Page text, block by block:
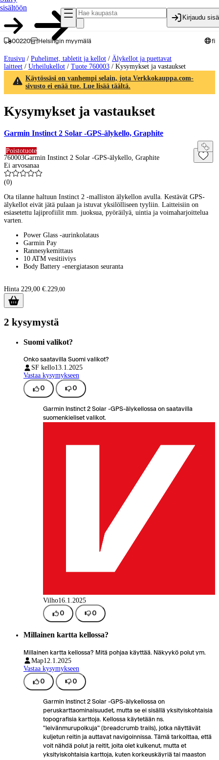
sisältöön
Kirjaudu
00220 Helsingin myymälä fi
Etusivu / Puhelimet, tabletit ja kellot / Älykellot ja puettavat
laitteet / Urheilukellot / Tuote 760003 / Kysymykset ja vastaukset
Käytössäsi on vanhempi selain, jota Verkkokauppa.com-
sivusto ei enää tue. Lue lisää täältä.
Kysymykset ja vastaukset
Garmin Instinct 2 Solar -GPS-älykello, Graphite
Poistotuote
760003Garmin Instinct 2 Solar -GPS-älykello, Graphite
Ei arvosanaa
(0)
Ota tilanne haltuun Instinct 2 -malliston älykellon avulla. Kestävät GPS-
älykellot eivät jätä pulaan ja istuvat yksilölliseen tyyliin. Laitteisiin on
esiasetettu lajiprofiilit mm. juoksua, pyöräilyä, uintia ja voimaharjoittelua
varten.
Power Glass -aurinkolataus
Garmin Pay
Rannesykemittaus
10 ATM vesitiiviys
Body Battery -energiatason seuranta
Hinta 229,00 €. 229,00
2 kysymystä
Suomi valikot?
Onko saatavilla Suomi valikot?
SF kello13.1.2025
Vastaa kysymykseen
0 0
Garmin Instinct 2 Solar -GPS-älykellossa on saatavilla
suomenkieliset valikot.
Vilho16.1.2025
0 0
Millainen kartta kellossa?
Millainen kartta kellossa? Mitä pohjaa käyttää. Näkyykö polut ym.
Map12.1.2025
Vastaa kysymykseen
0 0
Garmin Instinct 2 Solar -GPS-älykellossa on
peruskarttaominaisuudet, mutta se ei sisällä yksityiskohtaisia
topografisia karttoja. Kellossa käytetään ns.
"leivänmurupolkuja" (breadcrumb trails), jotka näyttävät
kuljetun reitin ja auttavat navigoinnissa. Tämä tarkoittaa, että
voit nähdä polut ja reitit, joita olet kulkenut, mutta et
yksityiskohtaisia karttoja, kuten korkeuskäyriä tai maaston